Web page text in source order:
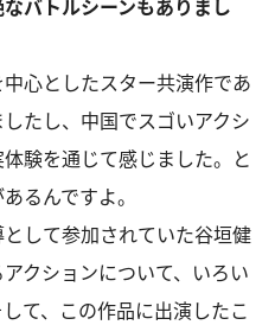
バトルシーンもありまし
心としたスター共演作であ
たし、中国でスゴいアクシ
験を通じて感じました。と
るんですよ。
して参加されていた谷垣健
クションについて、いろい
て、この作品に出演したこ